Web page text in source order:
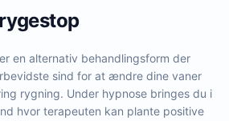
er en alternativ behandlingsform der
sind for at ændre dine vaner
rygning. Under hypnose bringes du i
hvor terapeuten kan plante positive